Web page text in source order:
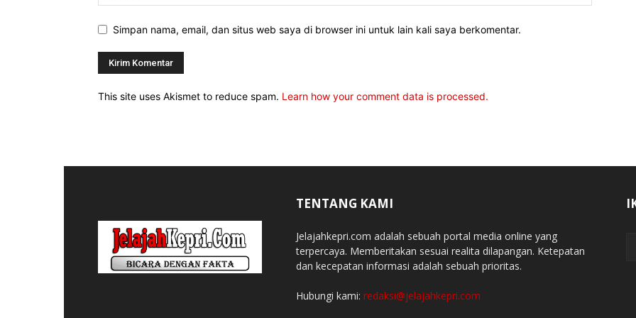
Simpan nama, email, dan situs web saya di browser ini untuk lain kali saya berkomentar.
This site uses Akismet to reduce spam. Learn how your comment data is processed.
TENTANG KAMI
Jelajahkepri.com adalah sebuah portal media online yang
terpercaya. Memberitakan sesuai realita dilapangan. Ketepatan
dan kecepatan informasi adalah sebuah prioritas.
Hubungi kami: redaksi@jelajahkepri.com